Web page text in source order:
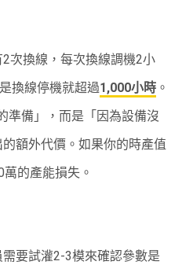
換線，每次換線調機2小
換線停機就超過1,000小時 。
準備」，而是「因為設備沒
額外代價。如果你的時產值
的產能損失。
要試灌2-3模來確認參數是